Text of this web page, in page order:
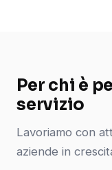
Per chi è
servizio
Lavoriamo con
aziende in